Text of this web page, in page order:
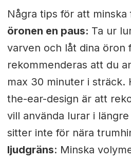
Några tips för att minska
öronen en paus: Ta ur
varven och låt dina öron
rekommenderas att du
max 30 minuter i sträck.
the-ear-design är att
vill använda lurar i
sitter inte för nära
ljudgräns: Minska